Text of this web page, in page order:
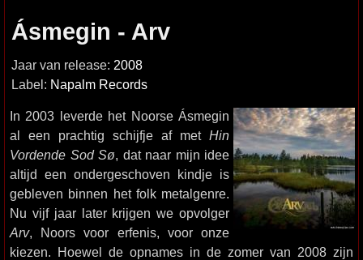
Ásmegin - Arv
Jaar van release: 2008
Label: Napalm Records
In 2003 leverde het Noorse Ásmegin
al een prachtig schijfje af met Hin
Vordende Sod Sø, dat naar mijn idee
altijd een ondergeschoven kindje is
gebleven binnen het folk metalgenre.
Nu vijf jaar later krijgen we opvolger
Arv, Noors voor erfenis, voor onze
kiezen. Hoewel de opnames in de zomer van 2008 zijn